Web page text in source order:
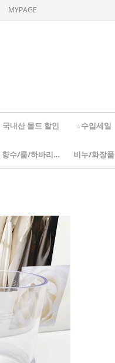
MYPAGE
국내산 몰드 할인 ☆수입세일
향수/룸/하바리움 비누/화장품